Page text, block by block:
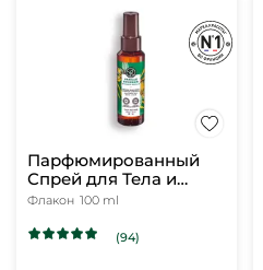
Парфюмированный
Спрей для Тела и
Волос «Бурбонская
Флакон 100 ml
(94)